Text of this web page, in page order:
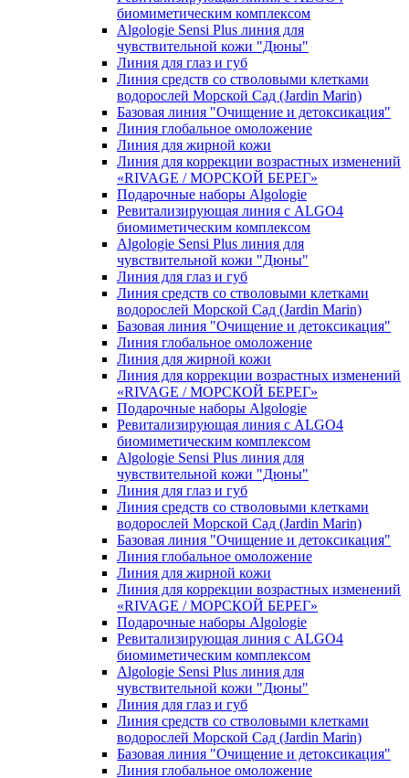
биомиметическим комплексом
Algologie Sensi Plus линия для
чувcтвительной кожи "Дюны"
Линия для глаз и губ
Линия средств со стволовыми клетками
водорослей Морской Сад (Jardin Marin)
Базовая линия "Очищение и детоксикация"
Линия глобальное омоложение
Линия для жирной кожи
Линия для коррекции возрастных изменений
«RIVAGE / МОРСКОЙ БЕРЕГ»
Подарочные наборы Algologie
Ревитализирующая линия с ALGO4
биомиметическим комплексом
Algologie Sensi Plus линия для
чувcтвительной кожи "Дюны"
Линия для глаз и губ
Линия средств со стволовыми клетками
водорослей Морской Сад (Jardin Marin)
Базовая линия "Очищение и детоксикация"
Линия глобальное омоложение
Линия для жирной кожи
Линия для коррекции возрастных изменений
«RIVAGE / МОРСКОЙ БЕРЕГ»
Подарочные наборы Algologie
Ревитализирующая линия с ALGO4
биомиметическим комплексом
Algologie Sensi Plus линия для
чувcтвительной кожи "Дюны"
Линия для глаз и губ
Линия средств со стволовыми клетками
водорослей Морской Сад (Jardin Marin)
Базовая линия "Очищение и детоксикация"
Линия глобальное омоложение
Линия для жирной кожи
Линия для коррекции возрастных изменений
«RIVAGE / МОРСКОЙ БЕРЕГ»
Подарочные наборы Algologie
Ревитализирующая линия с ALGO4
биомиметическим комплексом
Algologie Sensi Plus линия для
чувcтвительной кожи "Дюны"
Линия для глаз и губ
Линия средств со стволовыми клетками
водорослей Морской Сад (Jardin Marin)
Базовая линия "Очищение и детоксикация"
Линия глобальное омоложение